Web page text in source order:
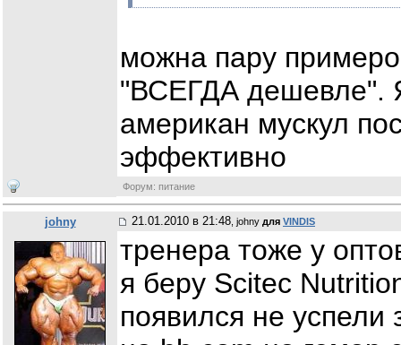
можна пару
"ВСЕГДА дешевле".
американ мускул
эффективно
Форум: питание
johny 21.01.2010 в 21:48 , johny для VINDIS
тренера тоже у
я беру Scitec
появился не